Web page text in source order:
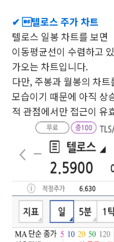
✔ 텔로스 주가 차트
텔로스 일봉 차트를 보면
이동평균선이 수렴하고
가오는 차트입니다.
다만, 주봉과 월봉의 차
모습이기 때문에 아직 상
적 관점에서만 접근이 유